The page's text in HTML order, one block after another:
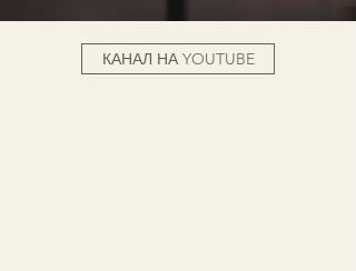
КАНАЛ НА YOUTUBE